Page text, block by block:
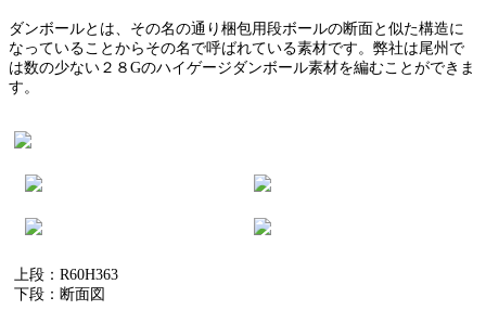
ダンボールとは、その名の通り梱包用段ボールの断面と似た構造に
なっていることからその名で呼ばれている素材です。弊社は尾州で
は数の少ない２８Gのハイゲージダンボール素材を編むことができま
す。
上段：R60H363
下段：断面図